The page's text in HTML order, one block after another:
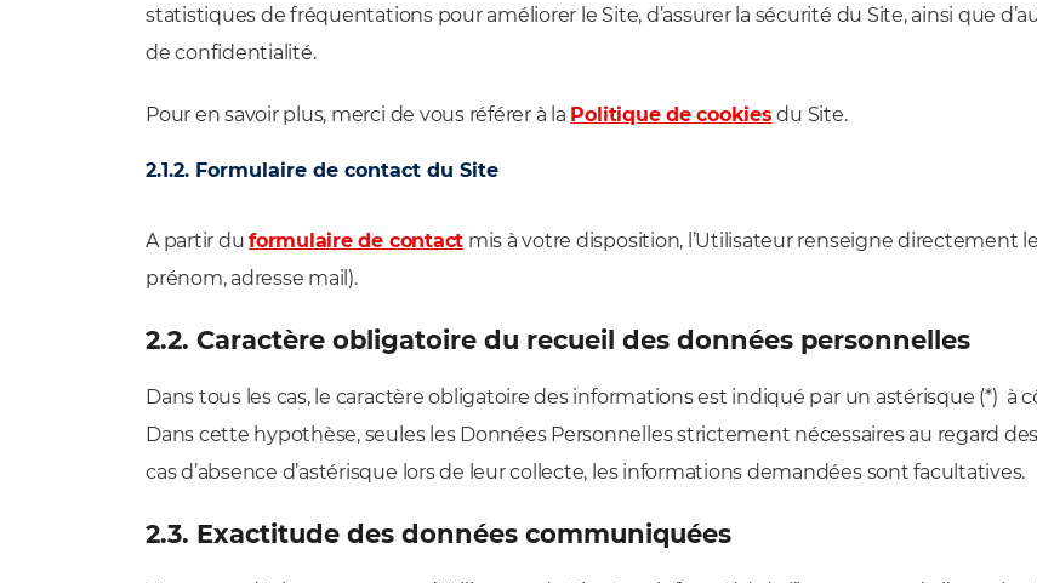
statistiques de fréquentations pour améliorer le Site, d’assurer la sécurité du Site, ainsi que
de confidentialité.
Pour en savoir plus, merci de vous référer à la Politique de cookies du Site.
2.1.2. Formulaire de contact du Site
A partir duformulaire de contact mis à votre disposition, l’Utilisateur renseigne directement
prénom, adresse mail).
2.2. Caractère obligatoire du recueil des données personnelles
Dans tous les cas, le caractère obligatoire des informations est indiqué par un astérisque (*) à
Dans cette hypothèse, seules les Données Personnelles strictement nécessaires au regard
cas d’absence d’astérisque lors de leur collecte, les informations demandées sont facultatives.
2.3. Exactitude des données communiquées